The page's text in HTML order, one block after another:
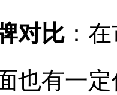
对比 ：
也有一